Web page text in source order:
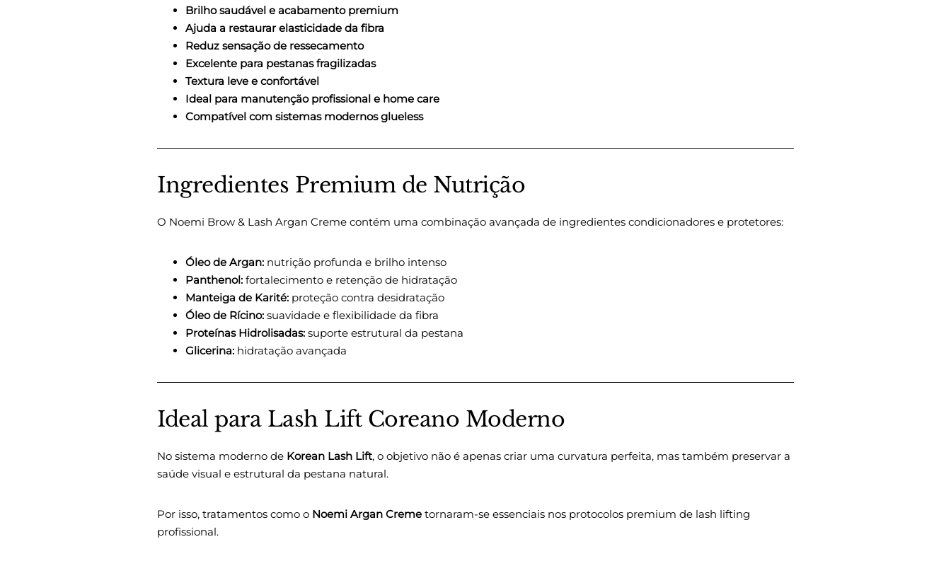
Brilho saudável e acabamento premium
Ajuda a restaurar elasticidade da fibra
Reduz sensação de ressecamento
Excelente para pestanas fragilizadas
Textura leve e confortável
Ideal para manutenção profissional e home care
Compatível com sistemas modernos glueless
Ingredientes Premium de Nutrição
O Noemi Brow & Lash Argan Creme contém uma combinação avançada de ingredientes condicionadores e protetores:
Óleo de Argan: nutrição profunda e brilho intenso
Panthenol: fortalecimento e retenção de hidratação
Manteiga de Karité: proteção contra desidratação
Óleo de Rícino: suavidade e flexibilidade da fibra
Proteínas Hidrolisadas: suporte estrutural da pestana
Glicerina: hidratação avançada
Ideal para Lash Lift Coreano Moderno
No sistema moderno de Korean Lash Lift, o objetivo não é apenas criar uma curvatura perfeita, mas também preservar a
saúde visual e estrutural da pestana natural.
Por isso, tratamentos como o Noemi Argan Creme tornaram-se essenciais nos protocolos premium de lash lifting
profissional.